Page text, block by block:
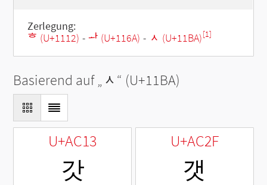
Zerlegung:
ᄒ (U+1112) - ᅪ (U+116A) - ᆺ (U+11BA)[1]
Basierend auf „ᆺ“ (U+11BA)
U+AC13
갓
U+AC2F
갯